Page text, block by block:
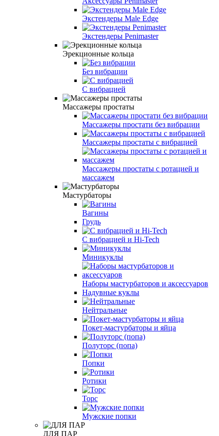
Экстендеры Male Edge
Экстендеры Penimaster
Эрекционные кольца
Без вибрации
С вибрацией
Массажеры простаты
Массажеры простати без вибрации
Массажеры простаты с вибрацией
Массажеры простаты с ротацией и
массажем
Мастурбаторы
Вагины
Грудь
С вибрацией и Hi-Tech
Миникуклы
Наборы мастурбаторов и аксессуаров
Надувные куклы
Нейтральные
Покет-мастурбаторы и яйца
Полуторс (попа)
Попки
Ротики
Торс
Мужские попки
ДЛЯ ПАР